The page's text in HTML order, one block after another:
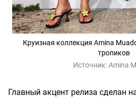
Круизная коллекция Amina
тропиков
Источник:Amina
Главный акцент релиза сделан